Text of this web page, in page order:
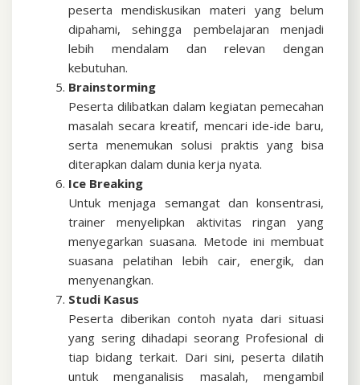
peserta mendiskusikan materi yang belum
dipahami, sehingga pembelajaran menjadi
lebih mendalam dan relevan dengan
kebutuhan.
Brainstorming
Peserta dilibatkan dalam kegiatan pemecahan
masalah secara kreatif, mencari ide-ide baru,
serta menemukan solusi praktis yang bisa
diterapkan dalam dunia kerja nyata.
Ice Breaking
Untuk menjaga semangat dan konsentrasi,
trainer menyelipkan aktivitas ringan yang
menyegarkan suasana. Metode ini membuat
suasana pelatihan lebih cair, energik, dan
menyenangkan.
Studi Kasus
Peserta diberikan contoh nyata dari situasi
yang sering dihadapi seorang Profesional di
tiap bidang terkait. Dari sini, peserta dilatih
untuk menganalisis masalah, mengambil